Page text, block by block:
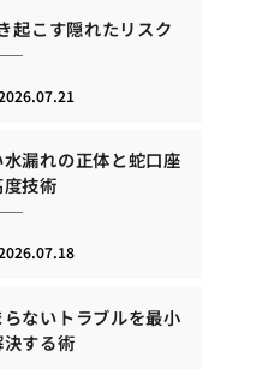
起こす隠れたリスク
漏れの正体と蛇口座
技術
ないトラブルを最小
する術